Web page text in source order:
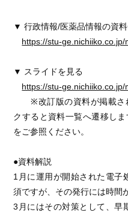
▼ 行政情報/医薬品情報の資
https://stu-
▼ スライドを見る
https://stu-
※改訂版の資料が掲載さ
クすると資料一覧へ遷移し
をご参照ください。
●資料解説
1月に運用が開始された電子
須ですが、その発行には時間
3月にはその対策として、早